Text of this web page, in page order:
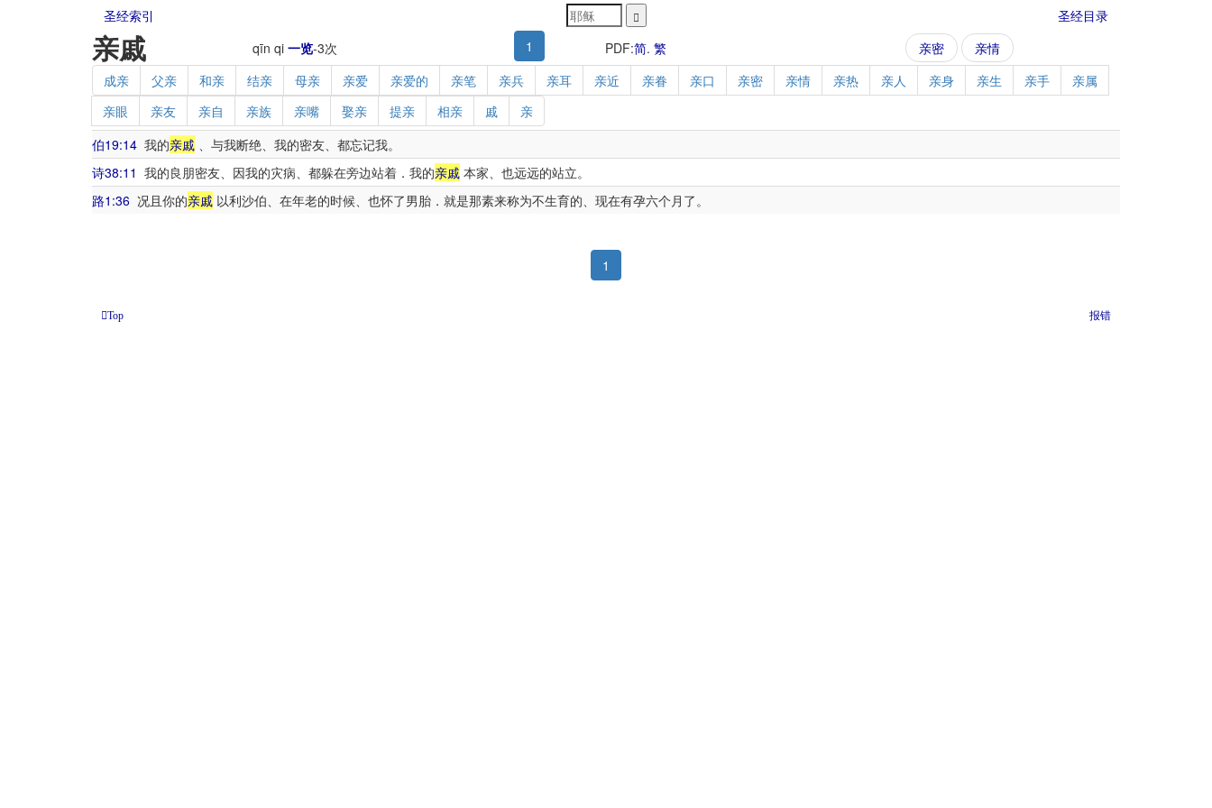
圣经索引 圣经目录
亲戚 qīn qi 一览-3次 1 PDF:简. 繁 亲密
亲情
成亲
父亲 和亲 结亲 母亲 亲爱 亲爱的 亲笔 亲兵 亲耳 亲近 亲眷 亲口 亲密 亲情 亲热 亲人 亲身 亲生 亲手
亲属
亲眼
亲友 亲自 亲族 亲嘴 娶亲 提亲 相亲 戚
亲
伯19:14 我的亲戚 、与我断绝、我的密友、都忘记我。
诗38:11 我的良朋密友、因我的灾病、都躲在旁边站着．我的亲戚 本家、也远远的站立。
路1:36 况且你的亲戚 以利沙伯、在年老的时候、也怀了男胎．就是那素来称为不生育的、现在有孕六个月了。
1
Top 报错